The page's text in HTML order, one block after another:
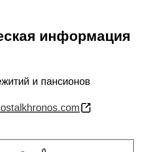
информация
и пансионов